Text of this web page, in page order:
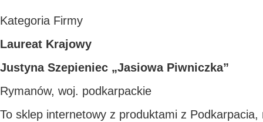
Kategoria Firmy
Laureat Krajowy
Justyna Szepieniec „Jasiowa Piwniczka”
Rymanów, woj. podkarpackie
To sklep internetowy z produktami z